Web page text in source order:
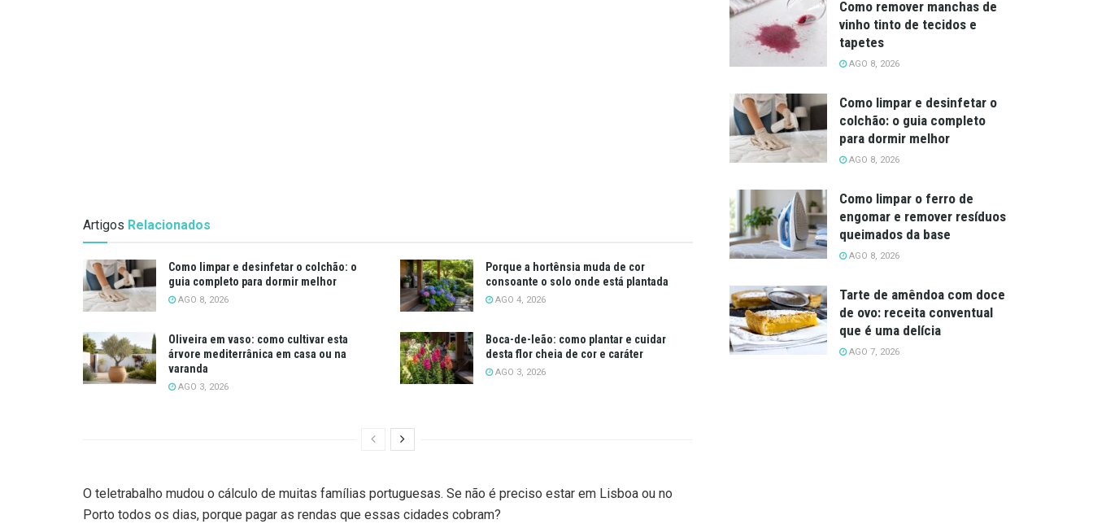
Artigos Relacionados
Como limpar e desinfetar o colchão: o
guia completo para dormir melhor
AGO 8, 2026
Porque a hortênsia muda de cor
consoante o solo onde está plantada
AGO 4, 2026
Oliveira em vaso: como cultivar esta
árvore mediterrânica em casa ou na
varanda
AGO 3, 2026
Boca-de-leão: como plantar e cuidar
desta flor cheia de cor e caráter
AGO 3, 2026
O teletrabalho mudou o cálculo de muitas famílias portuguesas. Se não é preciso estar em Lisboa ou no
Porto todos os dias, porque pagar as rendas que essas cidades cobram?
Como remover manchas de
vinho tinto de tecidos e
tapetes
AGO 8, 2026
Como limpar e desinfetar o
colchão: o guia completo
para dormir melhor
AGO 8, 2026
Como limpar o ferro de
engomar e remover resíduos
queimados da base
AGO 8, 2026
Tarte de amêndoa com doce
de ovo: receita conventual
que é uma delícia
AGO 7, 2026